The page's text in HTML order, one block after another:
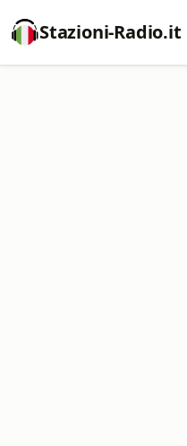
Stazioni-Radio.it